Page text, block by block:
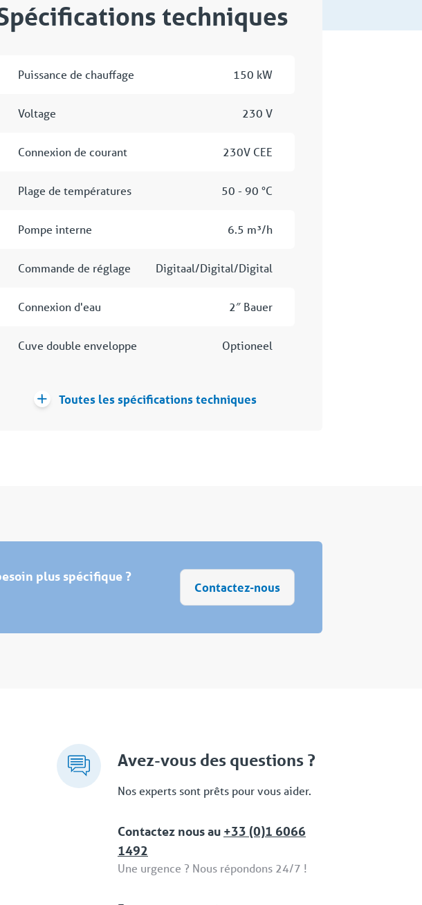
techniques
Puissance de chauffage 150 kW
Voltage 230 V
Connexion de courant 230V CEE
Plage de températures 50 - 90 °C
Pompe interne 6.5 m³/h
Commande de réglage Digitaal/Digital/Digital
Connexion d'eau 2″ Bauer
Cuve double enveloppe Optioneel
Toutes les spécifications techniques
plus spécifique ?
Contactez-nous
Avez-vous des questions ?
Nos experts sont prêts pour vous aider.
Contactez nous au +33 (0)1 6066
1492
Une urgence ? Nous répondons 24/7 !